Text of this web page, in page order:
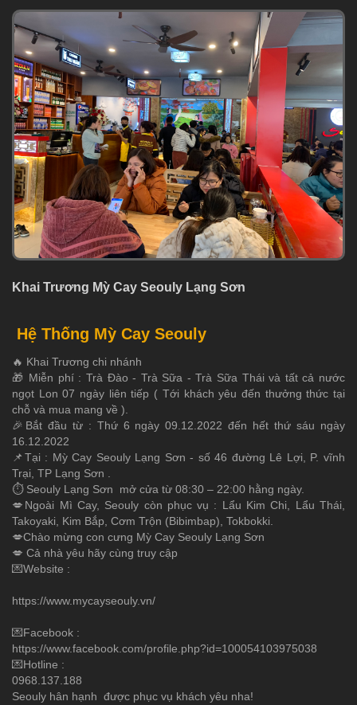
Khai Trương Mỳ Cay Seouly Lạng Sơn
Hệ Thống Mỳ Cay Seouly
🔥 Khai Trương chi nhánh
🎁 Miễn phí : Trà Đào - Trà Sữa - Trà Sữa Thái và tất cả nước
ngọt Lon 07 ngày liên tiếp ( Tới khách yêu đến thưởng thức tại
chỗ và mua mang về ).
🎉Bắt đầu từ : Thứ 6 ngày 09.12.2022 đến hết thứ sáu ngày
16.12.2022
📌Tại : Mỳ Cay Seouly Lạng Sơn - số 46 đường Lê Lợi, P. vĩnh
Trại, TP Lạng Sơn .
⏱ Seouly Lạng Sơn mở cửa từ 08:30 – 22:00 hằng ngày.
💋Ngoài Mì Cay, Seouly còn phục vụ : Lẩu Kim Chi, Lẩu Thái,
Takoyaki, Kim Bắp, Cơm Trộn (Bibimbap), Tokbokki.
💋Chào mừng con cưng Mỳ Cay Seouly Lạng Sơn
💋 Cả nhà yêu hãy cùng truy cập
💌Website :
https://www.mycayseouly.vn/
💌Facebook :
https://www.facebook.com/profile.php?id=100054103975038
💌Hotline :
0968.137.188
Seouly hân hạnh được phục vụ khách yêu nha!